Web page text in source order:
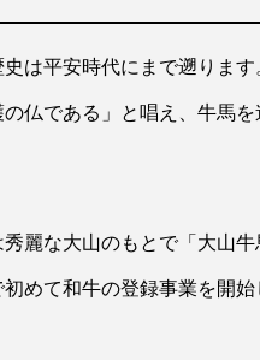
史は平安時代にまで遡りま
仏である」と唱え、牛馬
麗な大山のもとで「大山
めて和牛の登録事業を開